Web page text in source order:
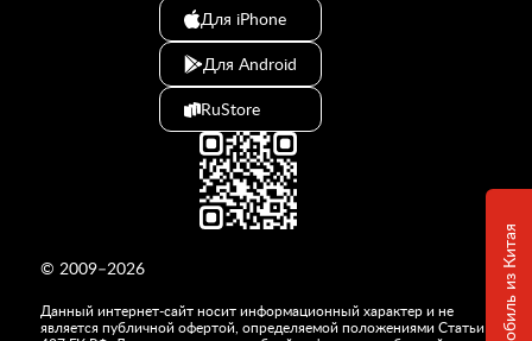
© 2009–2026
Данный интернет-сайт носит информационный характер и не
является публичной офертой, определяемой положениями Статьи
Для iPhone
Для Android
RuStore